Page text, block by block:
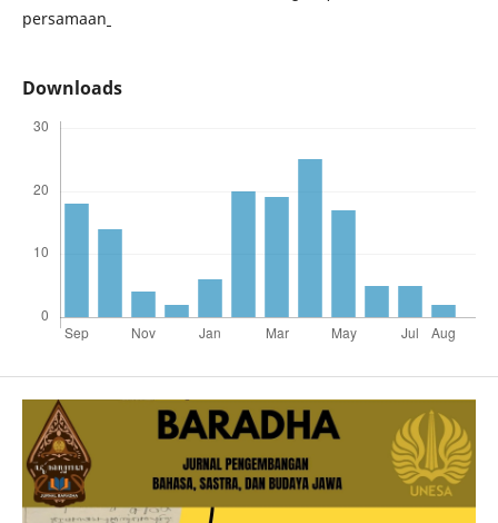
persamaan
Downloads